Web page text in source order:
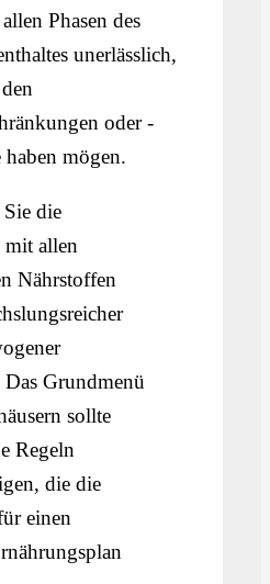
Phasen des
unerlässlich,
oder -
mögen.
Sie die
mit allen
Nährstoffen
Grundmenü
sollte
Regeln
die die
einen